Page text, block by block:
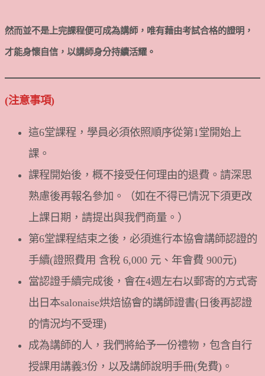
然而並不是上完課程便可成為講師，唯有藉由考試合格的證明，
才能身懷自信，以講師身分持續活耀。
(注意事項)
這6堂課程，學員必須依照順序從第1堂開始上
課。
課程開始後，概不接受任何理由的退費。請深思
熟慮後再報名參加。（如在不得已情況下須更改
上課日期，請提出與我們商量。）
第6堂課程結束之後，必須進行本協會講師認證的
手續(證照費用 含稅 6,000 元、年會費 900元)
當認證手續完成後，會在4週左右以郵寄的方式寄
出日本salonaise烘焙協會的講師證書(日後再認證
的情況均不受理)
成為講師的人，我們將給予一份禮物，包含自行
授課用講義3份，以及講師說明手冊(免費)。